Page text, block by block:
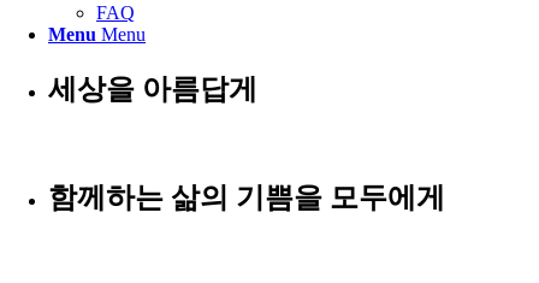
FAQ
Menu Menu
세상을 아름답게
함께하는 삶의 기쁨을 모두에게